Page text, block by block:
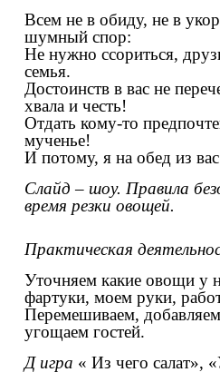
Всем не в обиду, не в
шумный спор:
Не нужно ссориться,
семья.
Достоинств в вас не
хвала и честь!
Отдать кому-то
мученье!
И потому, я на обед из
Слайд – шоу. Правила
время резки овощей.
Практическая
Уточняем какие овощи у
фартуки, моем руки,
Перемешиваем,
угощаем гостей.
Д игра « Из чего салат»,